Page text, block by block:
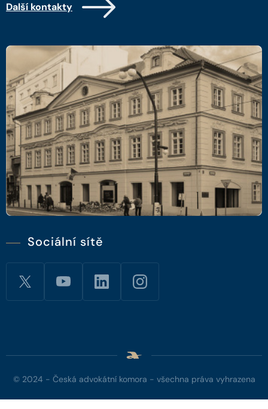
Další kontakty
Sociální sítě
© 2024 - Česká advokátní komora - všechna práva vyhrazena